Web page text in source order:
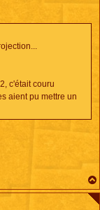
c'était couru
aient pu mettre un